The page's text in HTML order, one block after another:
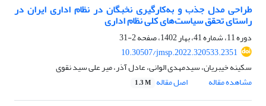
طراحی مدل جذب و به‌کارگیری نخبگان در نظام اداری ایران در
راستای تحقق سیاست‌های کلی نظام اداری
دوره 11، شماره 41، بهار 1402، صفحه
2-31
10.30507/jmsp.2022.320533.2351
سکینه خیبریان، سیدمهدی الوانی، عادل آذر، میر علی سید نقوی
مشاهده مقاله
اصل مقاله 1.3 M